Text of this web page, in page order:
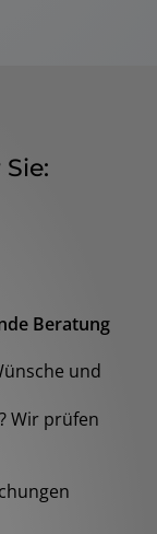
Beratung
und
Wir prüfen